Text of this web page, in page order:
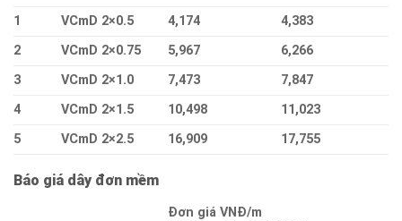
1
VCmD 2×0.5 4,174
4,383
2
VCmD 2×0.75 5,967
6,266
3
VCmD 2×1.0 7,473
7,847
4
VCmD 2×1.5 10,498
11,023
5
VCmD 2×2.5 16,909 17,755
Báo giá dây đơn mềm
Đơn giá VNĐ/m